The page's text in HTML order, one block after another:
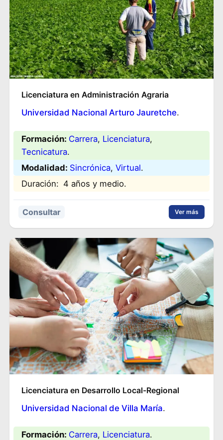
Licenciatura en Administración Agraria
Universidad Nacional Arturo Jauretche.
Formación: Carrera, Licenciatura
Tecnicatura.
Modalidad: Sincrónica, Virtual.
Duración: 4 años y medio.
Consultar Ver más
Licenciatura en Desarrollo Local-Regional
Universidad Nacional de Villa María.
Formación: Carrera, Licenciatura.